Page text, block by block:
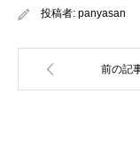
投稿者: panyasan